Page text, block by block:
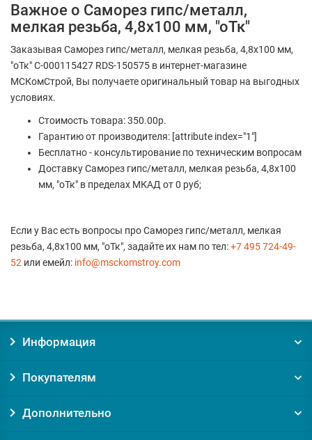
Важное о Саморез гипс/металл,
мелкая резьба, 4,8х100 мм, "оТк"
Заказывая Саморез гипс/металл, мелкая резьба, 4,8х100 мм,
"оТк" С-000115427 RDS-150575 в интернет-магазине
МСКомСтрой, Вы получаете оригинальный товар на выгодных
условиях.
Стоимость товара: 350.00р.
Гарантию от производителя: [attribute index="1"]
Бесплатно - консультирование по техническим вопросам
Доставку Саморез гипс/металл, мелкая резьба, 4,8х100
мм, "оТк" в пределах МКАД от 0 руб;
Если у Вас есть вопросы про Саморез гипс/металл, мелкая
резьба, 4,8х100 мм, "оТк", задайте их нам по тел:+7 495 724-49-
52 или емейл: info@msckomstroy.com
Информация
Покупателям
Дополнительно